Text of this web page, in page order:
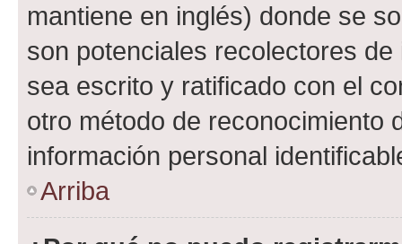
mantiene en inglés) donde se
son potenciales recolectores
sea escrito y ratificado con el
otro método de reconocimiento
información personal
Arriba